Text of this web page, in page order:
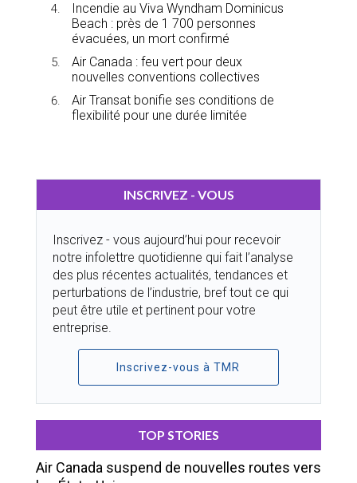
Incendie au Viva Wyndham Dominicus
Beach : près de 1 700 personnes
évacuées, un mort confirmé
Air Canada : feu vert pour deux
nouvelles conventions collectives
Air Transat bonifie ses conditions de
flexibilité pour une durée limitée
INSCRIVEZ - VOUS
Inscrivez - vous aujourd’hui pour recevoir
notre infolettre quotidienne qui fait l’analyse
des plus récentes actualités, tendances et
perturbations de l’industrie, bref tout ce qui
peut être utile et pertinent pour votre
entreprise.
Inscrivez-vous à TMR
TOP STORIES
Air Canada suspend de nouvelles routes vers